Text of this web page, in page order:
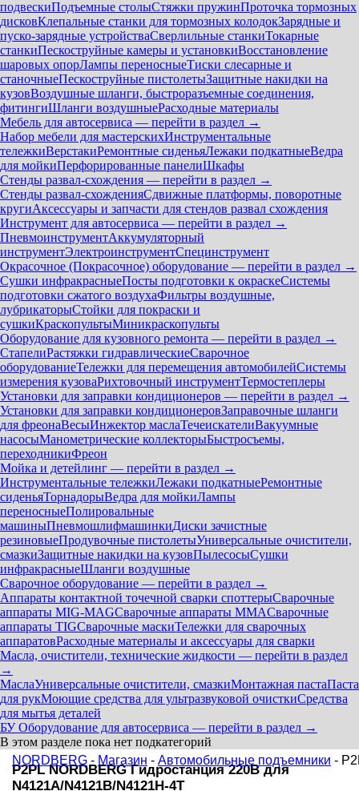
подвескиПодъемные столыСтяжки пружинПроточка тормозных
дисковКлепальные станки для тормозных колодокЗарядные и
пуско-зарядные устройстваСверлильные станкиТокарные
станкиПескоструйные камеры и установкиВосстановление
шаровых опорЛампы переносныеТиски слесарные и
станочныеПескоструйные пистолетыЗащитные накидки на
кузовВоздушные шланги, быстроразъемные соединения,
фитингиШланги воздушныеРасходные материалы
Мебель для автосервиса — перейти в раздел →
Набор мебели для мастерскихИнструментальные
тележкиВерстакиРемонтные сиденьяЛежаки подкатныеВедра
для мойкиПерфорированные панелиШкафы
Стенды развал-схождения — перейти в раздел →
Стенды развал-схожденияСдвижные платформы, поворотные
кругиАксессуары и запчасти для стендов развал схождения
Инструмент для автосервиса — перейти в раздел →
ПневмоинструментАккумуляторный
инструментЭлектроинструментСпецинструмент
Окрасочное (Покрасочное) оборудование — перейти в раздел →
Сушки инфракрасныеПосты подготовки к окраскеСистемы
подготовки сжатого воздухаФильтры воздушные,
лубрикаторыСтойки для покраски и
сушкиКраскопультыМиникраскопульты
Оборудование для кузовного ремонта — перейти в раздел →
СтапелиРастяжки гидравлическиеСварочное
оборудованиеТележки для перемещения автомобилейСистемы
измерения кузоваРихтовочный инструментТермостеплеры
Установки для заправки кондиционеров — перейти в раздел →
Установки для заправки кондиционеровЗаправочные шланги
для фреонаВесыИнжектор маслаТечеискателиВакуумные
насосыМанометрические коллекторыБыстросъемы,
переходникиФреон
Мойка и детейлинг — перейти в раздел →
Инструментальные тележкиЛежаки подкатныеРемонтные
сиденьяТорнадорыВедра для мойкиЛампы
переносныеПолировальные
машиныПневмошлифмашинкиДиски зачистные
резиновыеПродувочные пистолетыУниверсальные очистители,
смазкиЗащитные накидки на кузовПылесосыСушки
инфракрасныеШланги воздушные
Сварочное оборудование — перейти в раздел →
Аппараты контактной точечной сварки cпоттерыСварочные
аппараты MIG-MAGСварочные аппараты MMAСварочные
аппараты TIGСварочные маскиТележки для сварочных
аппаратовРасходные материалы и аксессуары для сварки
Масла, очистители, технические жидкости — перейти в раздел
→
МаслаУниверсальные очистители, смазкиМонтажная пастаПаста
для рукМоющие средства для ультразвуковой очисткиСредства
для мытья деталей
БУ Оборудование для автосервиса — перейти в раздел →
В этом разделе пока нет подкатегорий
NORDBERG - Магазин - Автомобильные подъемники -
P2PL NORDBERG Гидростанция 220В для
N4121A/N4121B/N4121H-4T